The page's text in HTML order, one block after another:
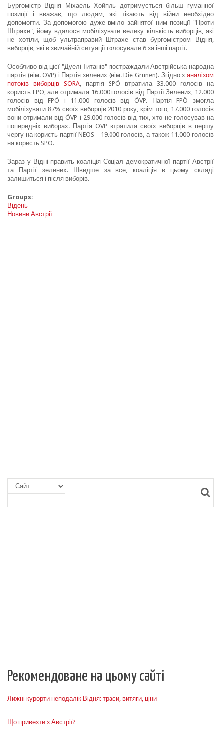
Бургомістр Відня Міхаель Хойпль дотримується більш гуманної
позиції і вважає, що людям, які тікають від війни необхідно
допомогти. За допомогою дуже вміло зайнятої ним позиції "Проти
Штрахе", йому вдалося мобілізувати велику кількість виборців, які
не хотіли, щоб ультраправий Штрахе став бургомістром Відня,
виборців, які в звичайній ситуації голосували б за інші партії.
Особливо від цієї "Дуелі Титанів" постраждали Австрійська народна
партія (нім. ÖVP) і Партія зелених (нім. Die Grünen). Згідно з аналізом
потоків виборців SORA, партія SPÖ втратила 33.000 голосів на
користь FPÖ, але отримала 16.000 голосів від Партії Зелених, 12.000
голосів від FPÖ і 11.000 голосів від ÖVP. Партія FPÖ змогла
мобілізувати 87% своїх виборців 2010 року, крім того, 17.000 голосів
вони отримали від ÖVP і 29.000 голосів від тих, хто не голосував на
попередніх виборах. Партія ÖVP втратила своїх виборців в першу
чергу на користь партії NEOS - 19.000 голосів, а також 11.000 голосів
на користь SPÖ.
Зараз у Відні править коаліція Соціал-демократичної партії Австрії
та Партії зелених. Швидше за все, коаліція в цьому складі
залишиться і після виборів.
Groups:
Відень
Новини Австрії
Рекомендоване на цьому сайті
Лижні курорти неподалік Відня: траси, витяги, ціни
Що привезти з Австрії?